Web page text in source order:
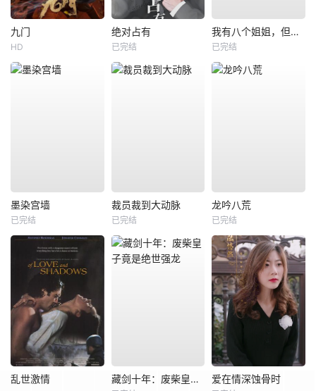
九门
HD
绝对占有
已完结
我有八个姐姐，但是他们都是弟控2
已完结
墨染宫墙
已完结
裁员裁到大动脉
已完结
龙吟八荒
已完结
乱世激情 藏剑十年：废柴皇子竟是绝世强龙 爱在情深蚀骨时